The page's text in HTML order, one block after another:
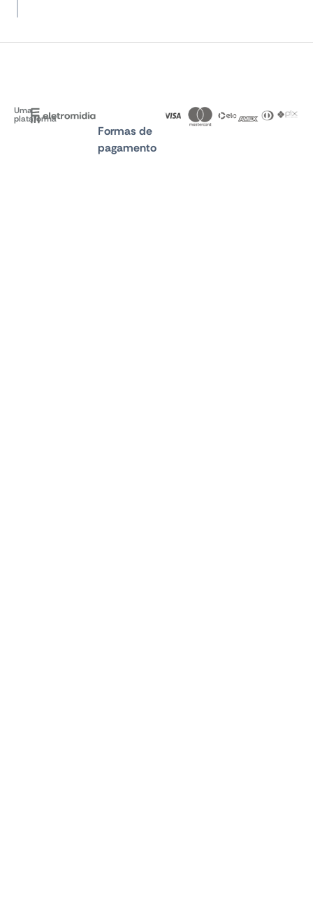
Uma
plataforma
Formas de
pagamento